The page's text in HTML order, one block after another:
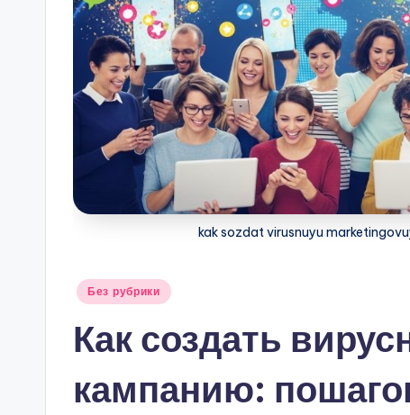
kak sozdat virusnuyu
Опубликовано
Без рубрики
Как создать
кампанию: